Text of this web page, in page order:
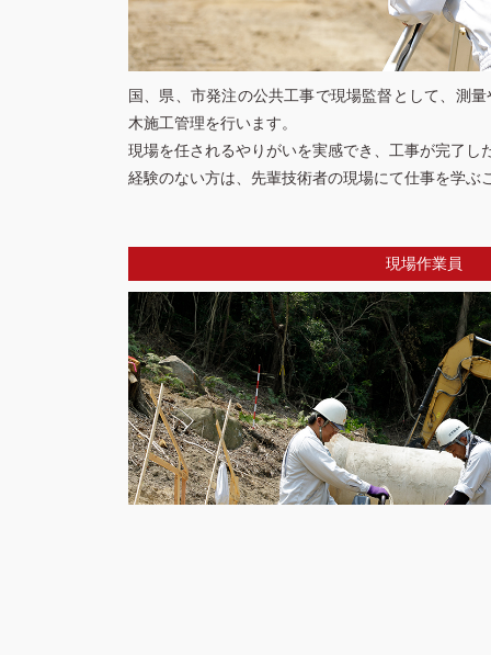
国、県、市発注の公共工事で現場監督として、測
木施工管理を行います。
現場を任されるやりがいを実感でき、工事が完了し
経験のない方は、先輩技術者の現場にて仕事を学ぶ
現場作業員